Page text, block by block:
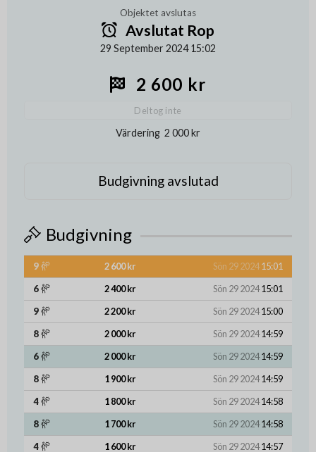
Objektet avslutas
Avslutat Rop
29 September 2024 15:02
2 600 kr
Deltog inte
Värdering 2 000 kr
Budgivning avslutad
Budgivning
9 2 600 kr Sön 29 202415:01
6
2 400 kr Sön 29 202415:01
9
2 200 kr Sön 29 202415:00
8
2 000 kr Sön 29 202414:59
6
2 000 kr Sön 29 202414:59
8
1 900 kr Sön 29 202414:59
4
1 800 kr Sön 29 202414:58
8
1 700 kr Sön 29 202414:58
4
1 600 kr Sön 29 202414:57